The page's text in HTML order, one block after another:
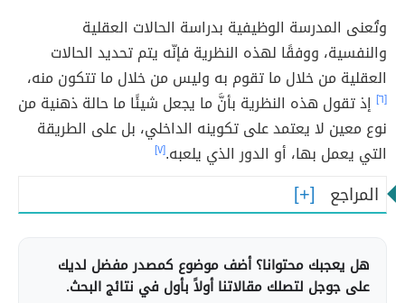
وتُعنى المدرسة الوظيفية بدراسة الحالات العقلية
والنفسية، ووفقًا لهذه النظرية فإنّه يتم تحديد الحالات
العقلية من خلال ما تقوم به وليس من خلال ما تتكون منه،
[٦]
إذ تقول هذه النظرية بأنَّ ما يجعل شيئًا ما حالة ذهنية من
نوع معين لا يعتمد على تكوينه الداخلي، بل على الطريقة
التي يعمل بها، أو الدور الذي يلعبه.[٧]
المراجع
هل يعجبك محتوانا؟ أضف موضوع كمصدر مفضل لديك
على جوجل لتصلك مقالاتنا أولاً بأول في نتائج البحث.